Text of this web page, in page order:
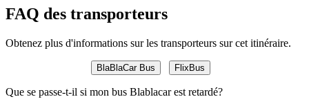
FAQ des transporteurs
Obtenez plus d'informations sur les transporteurs sur cet itinéraire.
BlaBlaCar Bus FlixBus
Que se passe-t-il si mon bus Blablacar est retardé?